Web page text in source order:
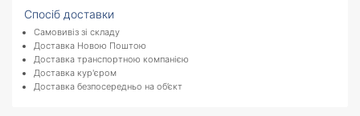
Спосіб доставки
Самовивіз зі складу
Доставка Новою Поштою
Доставка транспортною компанією
Доставка кур'єром
Доставка безпосередньо на об’єкт